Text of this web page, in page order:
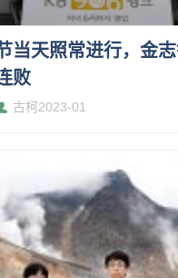
当天照常进行，金
败
古柯2023-01